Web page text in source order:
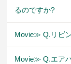
るのですか?
Movie≫ Q.リビ
Movie≫ Q.エア